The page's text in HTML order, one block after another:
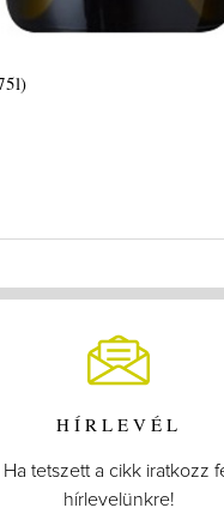
HÍRLEVÉL
Ha tetszett a cikk iratkozz
hírlevelünkre!